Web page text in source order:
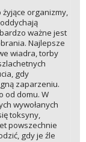
organizmy,
ważne jest
Najlepsze
wiadra, torby
gdy
zaparzeniu.
od domu. W
wywołanych
toksyny,
powszechnie
gdy je źle